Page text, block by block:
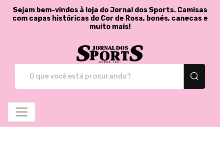
Sejam bem-vindos à loja do Jornal dos Sports. Camisas
com capas históricas do Cor de Rosa, bonés, canecas e
muito mais!